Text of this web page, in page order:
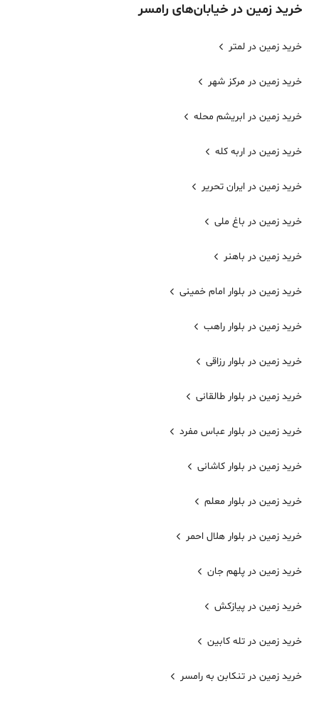
خرید زمین در خیابان‌های رامسر
خرید زمین در لمتر
خرید زمین در مرکز شهر
خرید زمین در ابریشم محله
خرید زمین در اربه کله
خرید زمین در ایران تحریر
خرید زمین در باغ ملی
خرید زمین در باهنر
خرید زمین در بلوار امام خمینی
خرید زمین در بلوار راهب
خرید زمین در بلوار رزاقی
خرید زمین در بلوار طالقانی
خرید زمین در بلوار عباس مفرد
خرید زمین در بلوار کاشانی
خرید زمین در بلوار معلم
خرید زمین در بلوار هلال احمر
خرید زمین در پلهم جان
خرید زمین در پیازکش
خرید زمین در تله کابین
خرید زمین در تنکابن به رامسر